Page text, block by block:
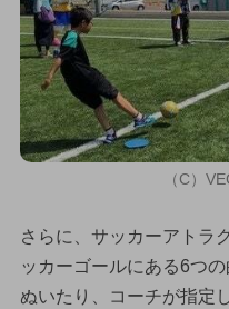
（C）
さらに、サッカーアトラ
ッカーゴールにある6つ
ぬいたり、コーチが指定